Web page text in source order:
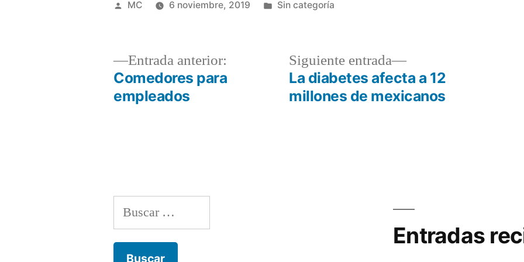
Publicado
MC 6 noviembre, 2019
Publicada
Sin categoría
Navegación
Entrada anterior:
anterior:
Comedores para
empleados
Siguiente entrada
Siguiente
entrada:
La diabetes afecta a 12
millones de mexicanos
Buscar:
Entradas